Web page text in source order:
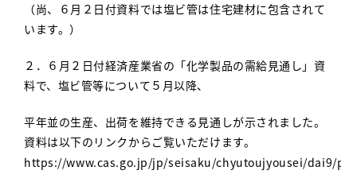
（尚、６月２日付資料では塩ビ管は住宅建材に包含されて
います。）
２．６月２日付経済産業省の「化学製品の需給見通し」資
料で、塩ビ管等について５月以降、
平年並の生産、出荷を維持できる見通しが示されました。
資料は以下のリンクからご覧いただけます。
https://www.cas.go.jp/jp/seisaku/chyutoujyousei/dai9/